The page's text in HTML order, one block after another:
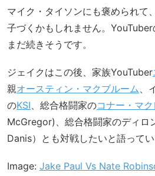
マイク・タイソンにも褒められて
子づくかもしれません。
まだ続きそうです。
ジェイクはこの後、家族YouTuber
親オースティン・マクブルーム、
のKSI、総合格闘家のコナー・マ
McGregor)、総合格闘家のディロ
Danis）とも対戦したいと語ってい
Image: Jake Paul Vs Nate